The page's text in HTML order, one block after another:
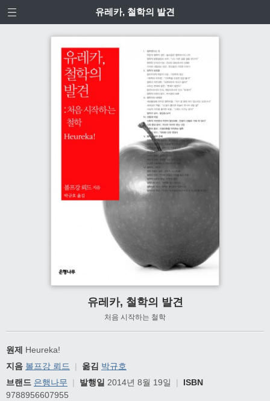
유레카, 철학의 발견
유레카, 철학의 발견
처음 시작하는 철학
원제 Heureka!
지음 볼프강 뢰드 | 옮김 박규호
브랜드 은행나무 | 발행일 2014년 8월 19일 |
ISBN
9788956607955